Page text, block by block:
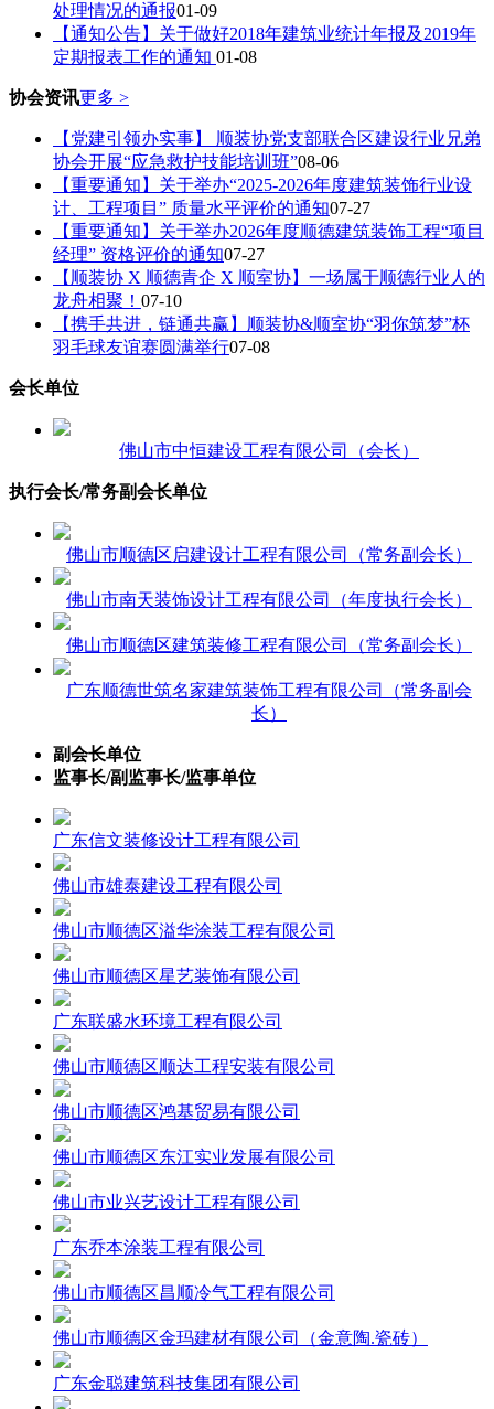
处理情况的通报01-09
【通知公告】关于做好2018年建筑业统计年报及2019年
定期报表工作的通知 01-08
协会资讯更多 >
【党建引领办实事】 顺装协党支部联合区建设行业兄弟
协会开展“应急救护技能培训班”08-06
【重要通知】关于举办“2025-2026年度建筑装饰行业设
计、工程项目” 质量水平评价的通知07-27
【重要通知】关于举办2026年度顺德建筑装饰工程“项目
经理” 资格评价的通知07-27
【顺装协 X 顺德青企 X 顺室协】一场属于顺德行业人的
龙舟相聚！ 07-10
【携手共进，链通共赢】顺装协&顺室协“羽你筑梦”杯
羽毛球友谊赛圆满举行07-08
会长单位
佛山市中恒建设工程有限公司（会长）
执行会长/常务副会长单位
佛山市顺德区启建设计工程有限公司（常务副会长）
佛山市南天装饰设计工程有限公司（年度执行会长）
佛山市顺德区建筑装修工程有限公司（常务副会长）
广东顺德世筑名家建筑装饰工程有限公司（常务副会
长）
副会长单位
监事长/副监事长/监事单位
广东信文装修设计工程有限公司
佛山市雄泰建设工程有限公司
佛山市顺德区溢华涂装工程有限公司
佛山市顺德区星艺装饰有限公司
广东联盛水环境工程有限公司
佛山市顺德区顺达工程安装有限公司
佛山市顺德区鸿基贸易有限公司
佛山市顺德区东江实业发展有限公司
佛山市业兴艺设计工程有限公司
广东乔本涂装工程有限公司
佛山市顺德区昌顺冷气工程有限公司
佛山市顺德区金玛建材有限公司（金意陶.瓷砖）
广东金聪建筑科技集团有限公司